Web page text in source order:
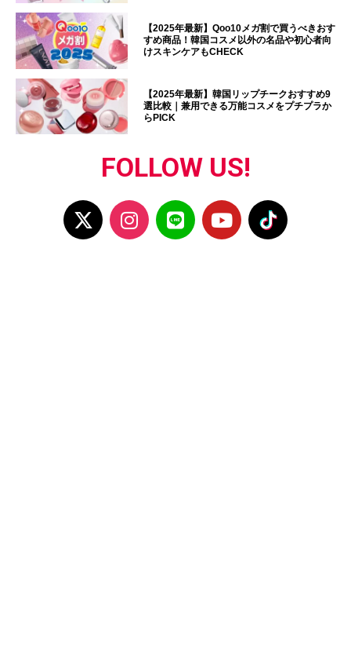
【2025年最新】Qoo10メガ割で買うべきおす
すめ商品！韓国コスメ以外の名品や初心者向
けスキンケアもCHECK
【2025年最新】韓国リップチークおすすめ9
選比較｜兼用できる万能コスメをプチプラか
らPICK
FOLLOW US!